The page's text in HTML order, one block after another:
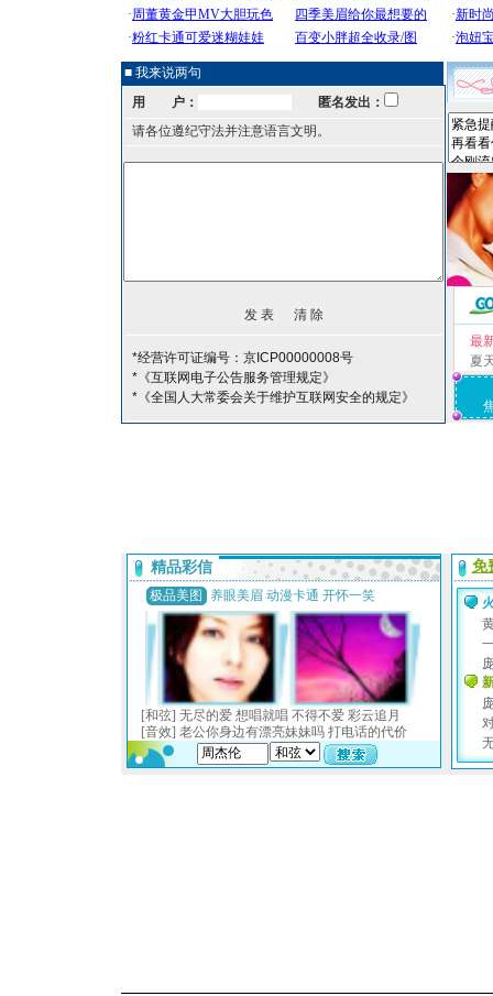
■ 我来说两句
用 户：
匿名发出：
请各位遵纪守法并注意语言文明。
*经营许可证编号：京ICP00000008号
*《互联网电子公告服务管理规定》
*《全国人大常委会关于维护互联网安全的规定》
最
夏